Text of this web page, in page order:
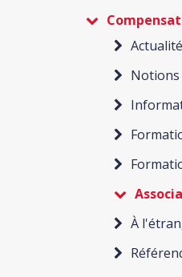
Actualité
Notions
À